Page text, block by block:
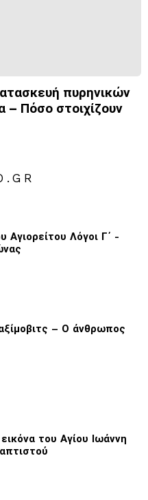
πυρηνικών
– Πόσο στοιχίζουν
Αγιορείτου Λόγοι Γ΄ -
– Ο άνθρωπος
του Αγίου Ιωάννη